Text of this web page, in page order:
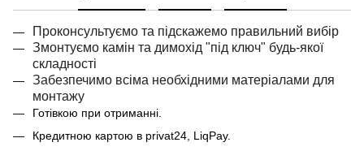
Проконсультуємо та підскажемо правильний вибір
Змонтуємо камін та димохід "під ключ" будь-якої
складності
Забезпечимо всіма необхідними матеріалами для
монтажу
Готівкою при отриманні.
Кредитною картою в privat24, LiqPay.